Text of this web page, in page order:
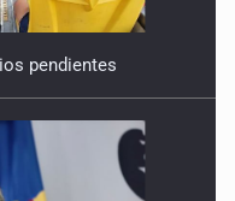
pendientes